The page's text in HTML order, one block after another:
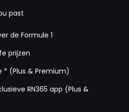
past
de Formule 1
prijzen
* (Plus & Premium)
RN365 app (Plus &